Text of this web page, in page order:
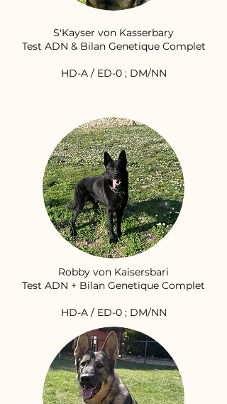
S'Kayser von Kasserbary
Test ADN & Bilan Genetique Complet
HD-A / ED-0 ; DM/NN
Robby von Kaisersbari
Test ADN + Bilan Genetique Complet
HD-A / ED-0 ; DM/NN